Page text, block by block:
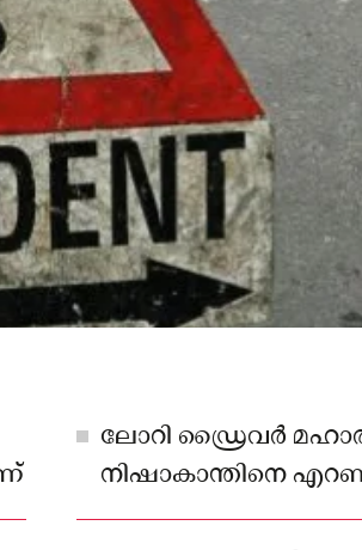
ലോറി ഡ്രൈവർ
നിഷാകാന്തിനെ
ചെയ്തു